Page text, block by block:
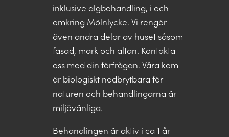
inklusive algbehandling, i och
omkring Mölnlycke. Vi rengör
även andra delar av huset såsom
fasad, mark och altan. Kontakta
oss med din förfrågan. Våra kem
är biologiskt nedbrytbara för
naturen och behandlingarna är
miljövänliga.
Behandlingen är aktiv i ca 1 år